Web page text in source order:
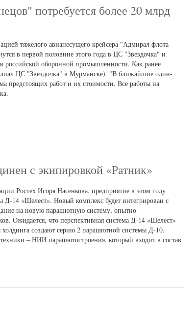
потребуется более 20 млрд
тяжелого авианесущего крейсера "Адмирал флота
в первой половине этого года в ЦС "Звездочка" и
российской оборонной промышленности. Как ранее
ЦС "Звездочка" в Мурманске). "В ближайшие один-
предстоящих работ и их стоимости. Все работы на
с экипировкой «Ратник»
Ростех Игоря Насенкова, предприятие в этом году
Д-14 «Шелест». Новый комплекс будет интегрирован с
на новую парашютную систему, опытно-
Ожидается, что перспективная система Д-14 «Шелест»
холдинга создают серию 2 парашютной системы Д-10.
– НИИ парашютостроения, который входит в состав